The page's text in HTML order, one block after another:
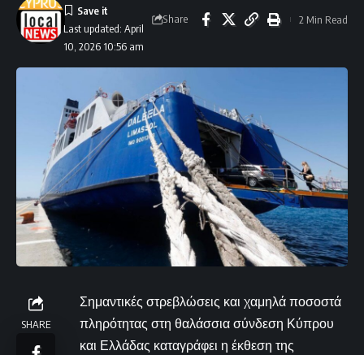
Last updated: April
10, 2026 10:56 am
Share 2 Min Read
SHARE
Σημαντικές στρεβλώσεις και χαμηλά ποσοστά
πληρότητας στη θαλάσσια σύνδεση Κύπρου
και Ελλάδας καταγράφει η έκθεση της